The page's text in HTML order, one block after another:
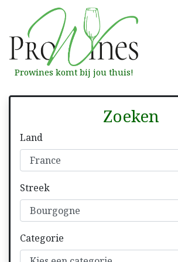
Prowines komt bij jou thuis!
Zoeken
Land
Streek
Categorie